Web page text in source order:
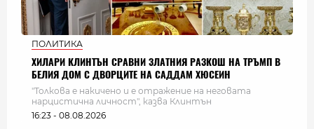
ПОЛИТИКА
ХИЛАРИ КЛИНТЪН СРАВНИ ЗЛАТНИЯ РАЗКОШ НА ТРЪМП В
БЕЛИЯ ДОМ С ДВОРЦИТЕ НА САДДАМ ХЮСЕИН
"Толкова е накичено и е отражение на неговата
нарцистична личност", казва Клинтън
16:23 - 08.08.2026